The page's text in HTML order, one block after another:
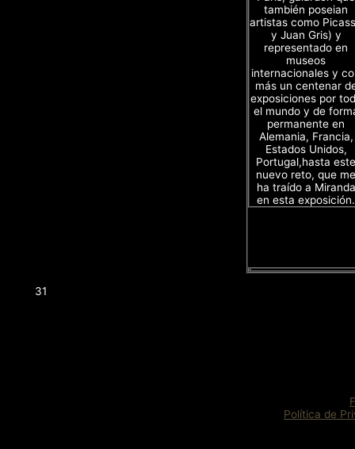
también poseian
artistas como
y Juan Gris) y
representado en
museos
internacionales y
más un centenar
exposiciones por
el mundo y de
permanente en
Alemania, Francia,
Estados Unidos,
Portugal,hasta este
nuevo reto, que me
ha traído a Miranda
en esta exposición.
31
Política de